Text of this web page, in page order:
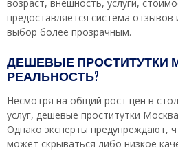
возраст, внешность, услуги,
предоставляется система отзывов
выбор более прозрачным.
ДЕШЕВЫЕ ПРОСТИТУТКИ
РЕАЛЬНОСТЬ?
Несмотря на общий рост цен в
услуг, дешевые проститутки
Однако эксперты предупреждают,
может скрываться либо низкое